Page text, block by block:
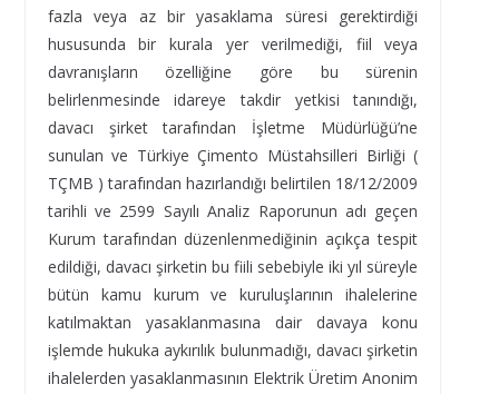
fazla veya az bir yasaklama süresi gerektirdiği
hususunda bir kurala yer verilmediği, fiil veya
davranışların özelliğine göre bu sürenin
belirlenmesinde idareye takdir yetkisi tanındığı,
davacı şirket tarafından İşletme Müdürlüğü’ne
sunulan ve Türkiye Çimento Müstahsilleri Birliği (
TÇMB ) tarafından hazırlandığı belirtilen 18/12/2009
tarihli ve 2599 Sayılı Analiz Raporunun adı geçen
Kurum tarafından düzenlenmediğinin açıkça tespit
edildiği, davacı şirketin bu fiili sebebiyle iki yıl süreyle
bütün kamu kurum ve kuruluşlarının ihalelerine
katılmaktan yasaklanmasına dair davaya konu
işlemde hukuka aykırılık bulunmadığı, davacı şirketin
ihalelerden yasaklanmasının Elektrik Üretim Anonim